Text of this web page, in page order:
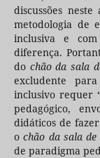
discussões
metodologia de
inclusiva e
diferença.
do chão da sala
excludente
inclusivo requer
pedagógico,
didáticos de
ochão da sala de
de paradigma